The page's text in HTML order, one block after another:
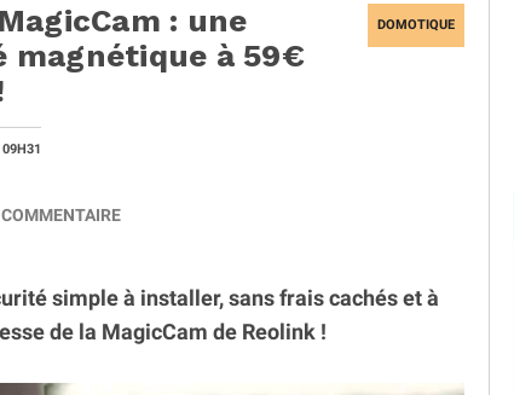
DOMOTIQUE
: une
magnétique à 59€
09H31
COMMENTAIRE
simple à installer, sans frais cachés et à
de la MagicCam de Reolink !